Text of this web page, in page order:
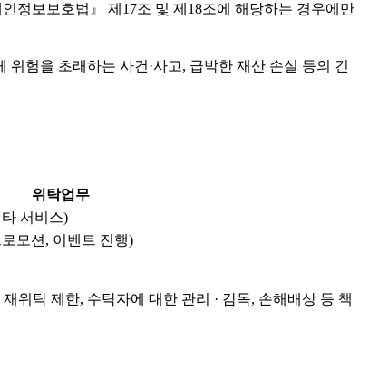
정보보호법』 제17조 및 제18조에 해당하는 경우에만
험을 초래하는 사건·사고, 급박한 재산 손실 등의 긴
위탁업무
서비스)
모션, 이벤트 진행)
위탁 제한, 수탁자에 대한 관리 · 감독, 손해배상 등 책